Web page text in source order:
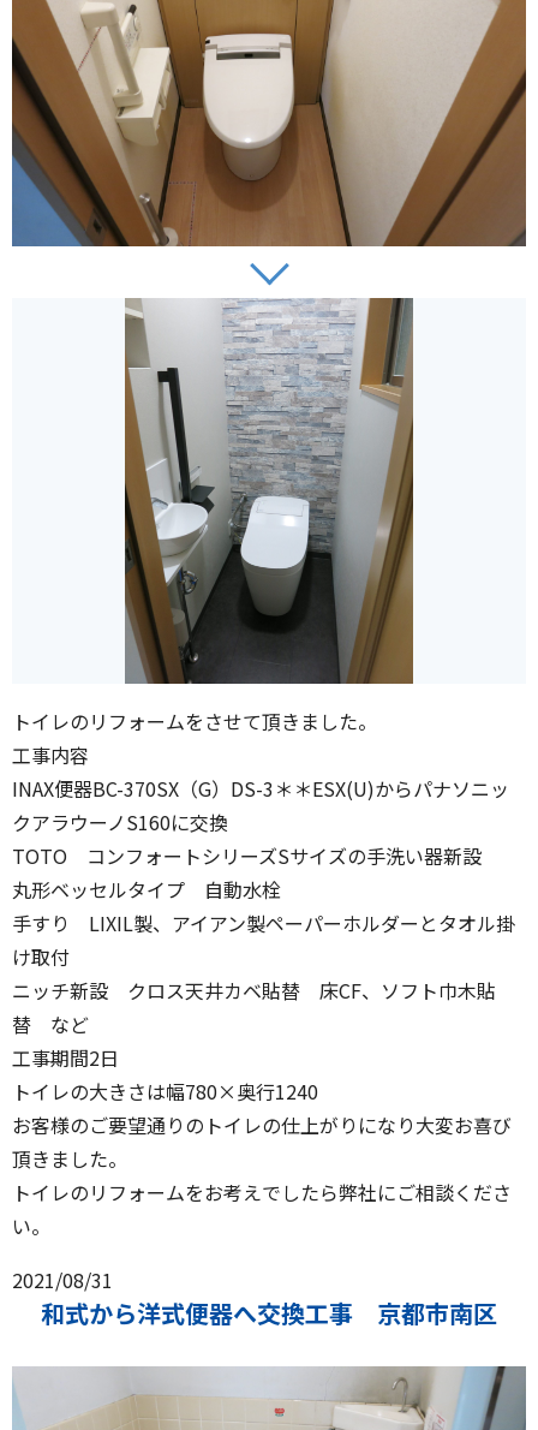
トイレのリフォームをさせて頂きました。
工事内容
INAX便器BC-370SX（G）DS-3＊＊ESX(U)からパナソニッ
クアラウーノS160に交換
TOTO コンフォートシリーズSサイズの手洗い器新設
丸形ベッセルタイプ 自動水栓
手すり LIXIL製、アイアン製ペーパーホルダーとタオル掛
け取付
ニッチ新設 クロス天井カベ貼替 床CF、ソフト巾木貼
替 など
工事期間2日
トイレの大きさは幅780×奥行1240
お客様のご要望通りのトイレの仕上がりになり大変お喜び
頂きました。
トイレのリフォームをお考えでしたら弊社にご相談くださ
い。
2021/08/31
和式から洋式便器へ交換工事 京都市南区